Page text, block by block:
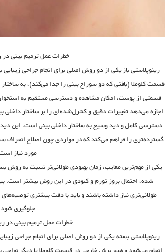
خطرات عمل ترمیم بینی در
رینوپلاستی باز یکی از دو روش اصلی برای انجام جراحی
قسمت کلوملا (بافتی که دو سوراخ بینی را جدا می‌کند)، به
قسمتی از پوست، امکان مشاهده و دسترسی مستقیم به
اجازه می‌دهد تغییرات دقیق و کنترل‌شده‌ای را بر ساختار داخلی
دسترسی کامل و دید وسیع به ساختار داخلی بینی است. این دید
گسترده‌تری را فراهم می‌کند که در مواردی چون اصلاح انحراف
مورد نیاز
یکی از مهم‌ترین معایب، زمان بهبودی طولانی‌تر نسبت به روش
شده، احتمال بروز تورم و کبودی در این روش بیشتر است.
طولانی‌تری نیاز داشته باشند و باید با دقت بیشتری
جلوگیری شود.
خطرات عمل ترمیم بینی در
رینوپلاستی بسته یکی از دو روش اصلی برای انجام جراحی